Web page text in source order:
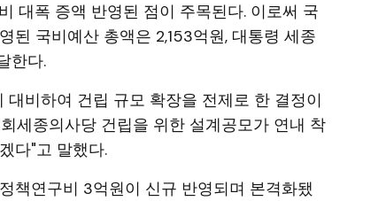
대폭 증액 반영된 점이 주목된다. 이로써 국
된 국비예산 총액은 2,153억원, 대통령 세종
한다.
비하여 건립 규모 확장을 전제로 한 결정이
세종의사당 건립을 위한 설계공모가 연내 착
다"고 말했다.
책연구비 3억원이 신규 반영되며 본격화됐